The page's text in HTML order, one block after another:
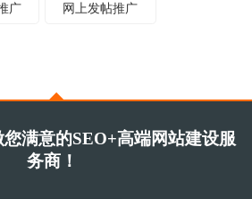
广 网上发帖推广
满意的SEO+高端网站建设服
务商！